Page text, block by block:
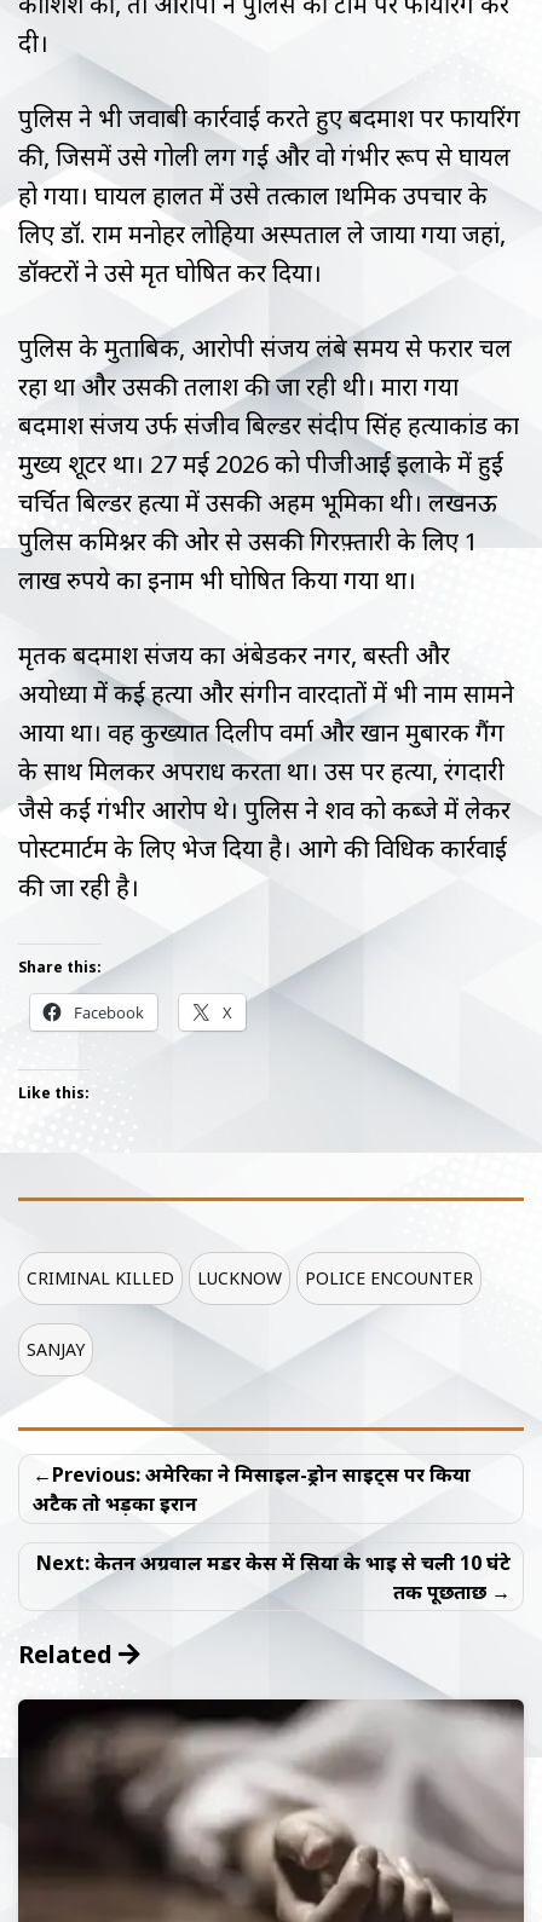
दी।
पुलिस ने भी जवाबी कार्रवाई करते हुए बदमाश पर फायरिंग
की, जिसमें उसे गोली लग गई और वो गंभीर रूप से घायल
हो गया। घायल हालत में उसे तत्काल प्राथमिक उपचार के
लिए डॉ. राम मनोहर लोहिया अस्पताल ले जाया गया जहां,
डॉक्टरों ने उसे मृत घोषित कर दिया।
पुलिस के मुताबिक, आरोपी संजय लंबे समय से फरार चल
रहा था और उसकी तलाश की जा रही थी। मारा गया
बदमाश संजय उर्फ संजीव बिल्डर संदीप सिंह हत्याकांड का
मुख्य शूटर था। 27 मई 2026 को पीजीआई इलाके में हुई
चर्चित बिल्डर हत्या में उसकी अहम भूमिका थी। लखनऊ
पुलिस कमिश्नर की ओर से उसकी गिरफ़्तारी के लिए 1
लाख रुपये का इनाम भी घोषित किया गया था।
मृतक बदमाश संजय का अंबेडकर नगर, बस्ती और
अयोध्या में कई हत्या और संगीन वारदातों में भी नाम सामने
आया था। वह कुख्यात दिलीप वर्मा और खान मुबारक गैंग
के साथ मिलकर अपराध करता था। उस पर हत्या, रंगदारी
जैसे कई गंभीर आरोप थे। पुलिस ने शव को कब्जे में लेकर
पोस्टमार्टम के लिए भेज दिया है। आगे की विधिक कार्रवाई
की जा रही है।
Share this:
Facebook X
Like this:
CRIMINAL KILLED LUCKNOW POLICE ENCOUNTER
SANJAY
Post
navigation
Previous: अमेरिका ने मिसाइल-ड्रोन साइट्स पर किया
अटैक तो भड़का ईरान
Next: केतन अग्रवाल मर्डर केस में सिया के भाई से चली 10 घंटे
तक पूछताछ
Related